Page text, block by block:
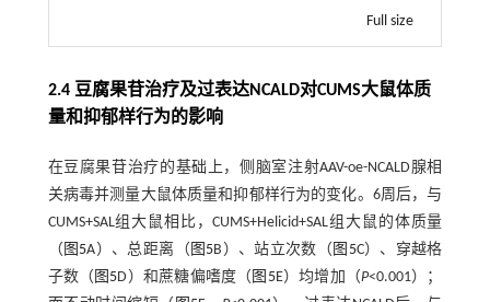
Full size
2.4 豆腐果苷治疗及过表达NCALD对CUMS大鼠体质
量和抑郁样行为的影响
在豆腐果苷治疗的基础上，侧脑室注射AAV-oe-NCALD腺相
关病毒并测量大鼠体质量和抑郁样行为的变化。6周后，与
CUMS+SAL组大鼠相比，CUMS+Helicid+SAL组大鼠的体质量
（ 图5A）、总距离（ 图5B）、站立次数（ 图5C）、穿越格
子数（ 图5D）和蔗糖偏嗜度（ 图5E）均增加（P<0.001）；